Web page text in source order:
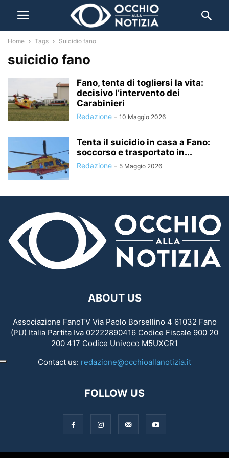
Home Tags Suicidio fano
suicidio fano
Fano, tenta di togliersi la vita:
decisivo l’intervento dei
Carabinieri
Redazione - 10 Maggio 2026
Tenta il suicidio in casa a Fano:
soccorso e trasportato in...
Redazione - 5 Maggio 2026
ABOUT US
Associazione FanoTV Via Paolo Borsellino 4 61032 Fano
(PU) Italia Partita Iva 02222890416 Codice Fiscale 900 20
200 417 Codice Univoco M5UXCR1
Contact us: redazione@occhioallanotizia.it
FOLLOW US